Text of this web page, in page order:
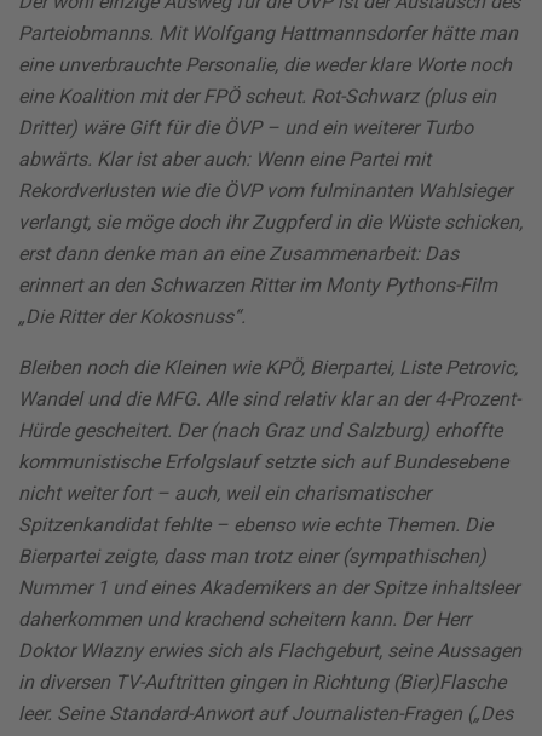
Parteiobmanns. Mit Wolfgang Hattmannsdorfer hätte man
eine unverbrauchte Personalie, die weder klare Worte noch
eine Koalition mit der FPÖ scheut. Rot-Schwarz (plus ein
Dritter) wäre Gift für die ÖVP – und ein weiterer Turbo
abwärts. Klar ist aber auch: Wenn eine Partei mit
Rekordverlusten wie die ÖVP vom fulminanten Wahlsieger
verlangt, sie möge doch ihr Zugpferd in die Wüste schicken,
erst dann denke man an eine Zusammenarbeit: Das
erinnert an den Schwarzen Ritter im Monty Pythons-Film
„Die Ritter der Kokosnuss“.
Bleiben noch die Kleinen wie KPÖ, Bierpartei, Liste Petrovic,
Wandel und die MFG. Alle sind relativ klar an der 4-Prozent-
Hürde gescheitert. Der (nach Graz und Salzburg) erhoffte
kommunistische Erfolgslauf setzte sich auf Bundesebene
nicht weiter fort – auch, weil ein charismatischer
Spitzenkandidat fehlte – ebenso wie echte Themen. Die
Bierpartei zeigte, dass man trotz einer (sympathischen)
Nummer 1 und eines Akademikers an der Spitze inhaltsleer
daherkommen und krachend scheitern kann. Der Herr
Doktor Wlazny erwies sich als Flachgeburt, seine Aussagen
in diversen TV-Auftritten gingen in Richtung (Bier)Flasche
leer. Seine Standard-Anwort auf Journalisten-Fragen („Des